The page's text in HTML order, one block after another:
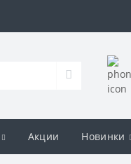
Акции Новинки